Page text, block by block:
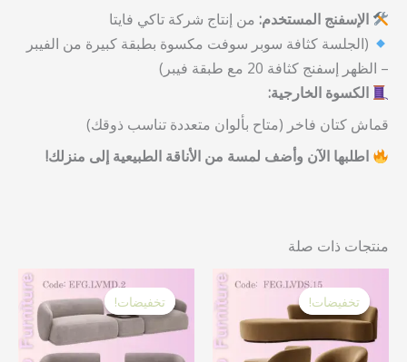
الإسفنج المستخدم: من إنتاج شركة تاكي فايتا
(الجلسة كثافة سوبر سوفت مكسوة بطبقة كبيرة من الفيبر
– الظهر إسفنج كثافة 20 مع طبقة فيبر)
الكسوة الخارجية:
قماش كتان فاخر (متاح بألوان متعددة تناسب ذوقك)
اطلبها الآن وأضف لمسة من الأناقة الطبيعية إلى منزلك!
منتجات ذات صلة
تخفيضات!
تخفيضات!
الأصلي
هو:
58,600.00 EGP.
49,250.00 EGP.
تخفيضات!
تخفيضات!
الأصلي
هو:
68,000.00 EGP.